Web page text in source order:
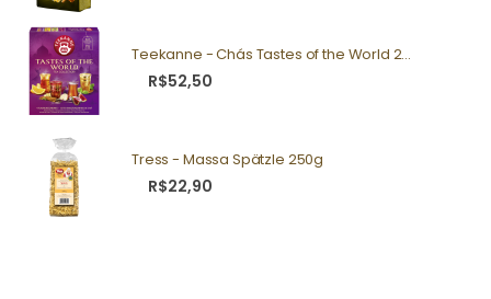
Teekanne - Chás Tastes of the World 25g
R$52,50
Tress - Massa Spätzle 250g
R$22,90